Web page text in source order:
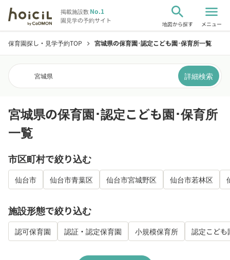
掲載施設数No.1
園見学の予約サイト
search
地図から探す
menu
メニュー
保育園探し・見学予約TOP chevron_right 宮城県の保育園･認定こども園･保育所一覧
宮城県 詳細検索
宮城県の保育園･認定こども園･保育所
一覧
市区町村で絞り込む
仙台市 仙台市青葉区 仙台市宮城野区 仙台市若林区
施設形態で絞り込む
認可保育園 認証・認定保育園 小規模保育所 認定こども